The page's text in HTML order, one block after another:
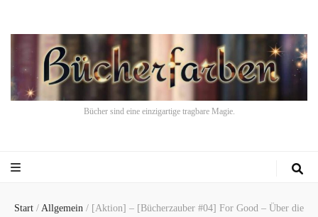
Bücher sind eine einzigartige tragbare Magie.
Start / Allgemein / [Aktion] – [Bücherzauber #04] For Good – Über die